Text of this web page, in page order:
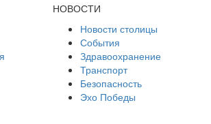
НОВОСТИ
Новости столицы
События
Здравоохранение
Транспорт
Безопасность
Эхо Победы